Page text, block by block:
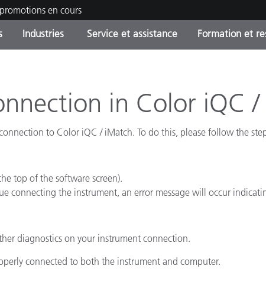
en cours
Promotions et Ventes Flash
Online Store
Industries
de Produits
Biens de Consommation
Industrie Pharmaceutique
Électronique Grand Public
Service et assistance Formation et
in Color iQC
to Color iQC / iMatch. To do this, please follow the
top of the software screen).
connecting the instrument, an error message will occur
diagnostics on your instrument connection.
connected to both the instrument and computer.